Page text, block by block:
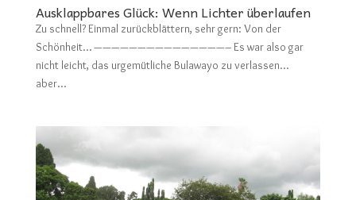
Ausklappbares Glück: Wenn Lichter überlaufen
Zu schnell? Einmal zurückblättern, sehr gern: Von der
Schönheit… ———————————————– Es war also gar
nicht leicht, das urgemütliche Bulawayo zu verlassen…
aber...